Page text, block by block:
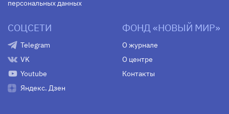
персональных данных
СОЦСЕТИ
Telegram
VK
Youtube
Яндекс. Дзен
ФОНД «НОВЫЙ МИР»
О журнале
О центре
Контакты